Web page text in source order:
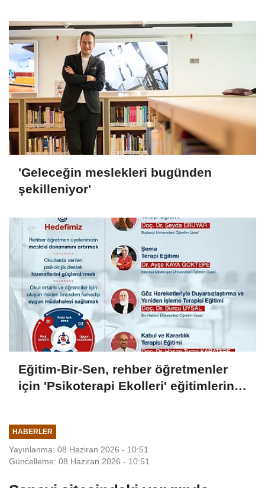
'Geleceğin meslekleri bugünden
şekilleniyor'
Eğitim-Bir-Sen, rehber öğretmenler
için 'Psikoterapi Ekolleri' eğitimlerini
HABERLER
Yayınlanma: 08 Haziran 2026 - 10:51
Güncelleme: 08 Haziran 2026 - 10:51